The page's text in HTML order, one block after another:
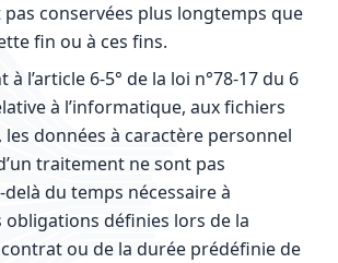
conservées plus longtemps que
fin ou à ces fins.
l’article 6-5° de la loi n°78-17 du 6
à l’informatique, aux fichiers
données à caractère personnel
traitement ne sont pas
du temps nécessaire à
obligations définies lors de la
ou de la durée prédéfinie de